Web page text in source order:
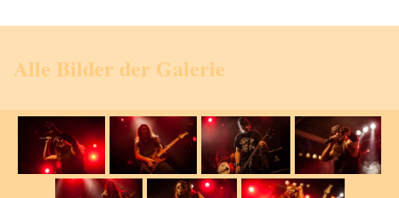
Alle Bilder der Galerie